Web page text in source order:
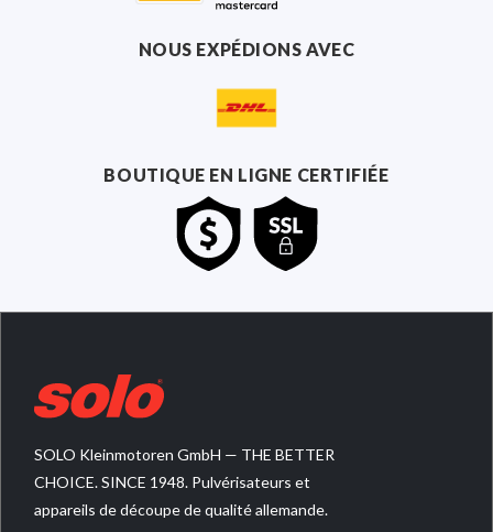
NOUS EXPÉDIONS AVEC
BOUTIQUE EN LIGNE CERTIFIÉE
SOLO Kleinmotoren GmbH — THE BETTER
CHOICE. SINCE 1948. Pulvérisateurs et
appareils de découpe de qualité allemande.